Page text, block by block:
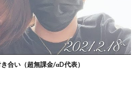
合い（超無課金/αD代表）